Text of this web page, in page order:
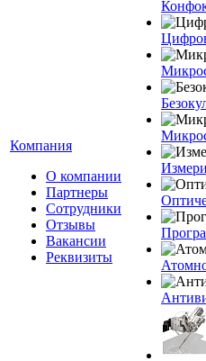
Компания
О компании
Партнеры
Сотрудники
Отзывы
Вакансии
Реквизиты